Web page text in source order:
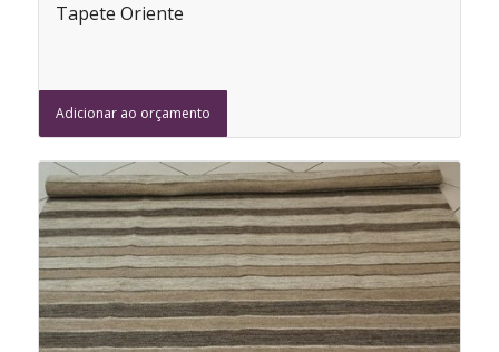
Tapete Oriente
Adicionar ao orçamento